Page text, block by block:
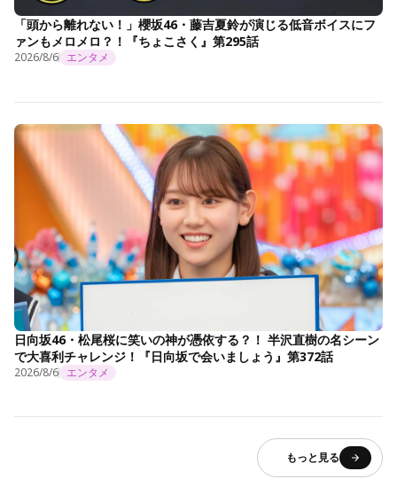
「頭から離れない！」櫻坂46・藤吉夏鈴が演じる低音ボイスにフ
ァンもメロメロ？！『ちょこさく』第295話
2026/8/6 エンタメ
日向坂46・松尾桜に笑いの神が憑依する？！ 半沢直樹の名シーン
で大喜利チャレンジ！『日向坂で会いましょう』第372話
2026/8/6 エンタメ
もっと見る